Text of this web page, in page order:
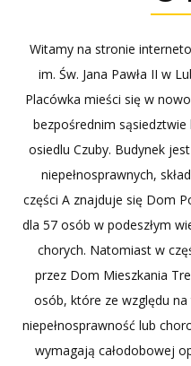
Witamy na stronie
im. Św. Jana Pawła II w
Placówka mieści się w
bezpośrednim
osiedlu Czuby. Budynek
niepełnosprawnych,
części A znajduje się Dom
dla 57 osób w podeszłym
chorych. Natomiast w
przez Dom Mieszkania
osób, które ze względu
niepełnosprawność lub
wymagają całodobowej